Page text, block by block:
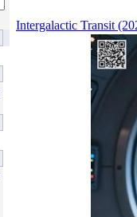
Intergalactic Transit